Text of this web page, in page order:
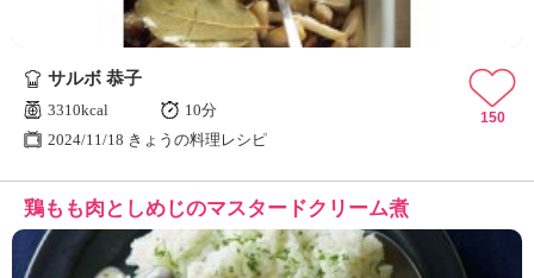
サルボ 恭子
3310kcal
10分
2024/11/18 きょうの料理レシピ
150
鶏もも肉としめじのマスタードクリーム煮